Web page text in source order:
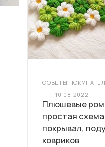
СОВЕТЫ
—
10.08.2022
Плюшевые
простая
покрывал,
ковриков